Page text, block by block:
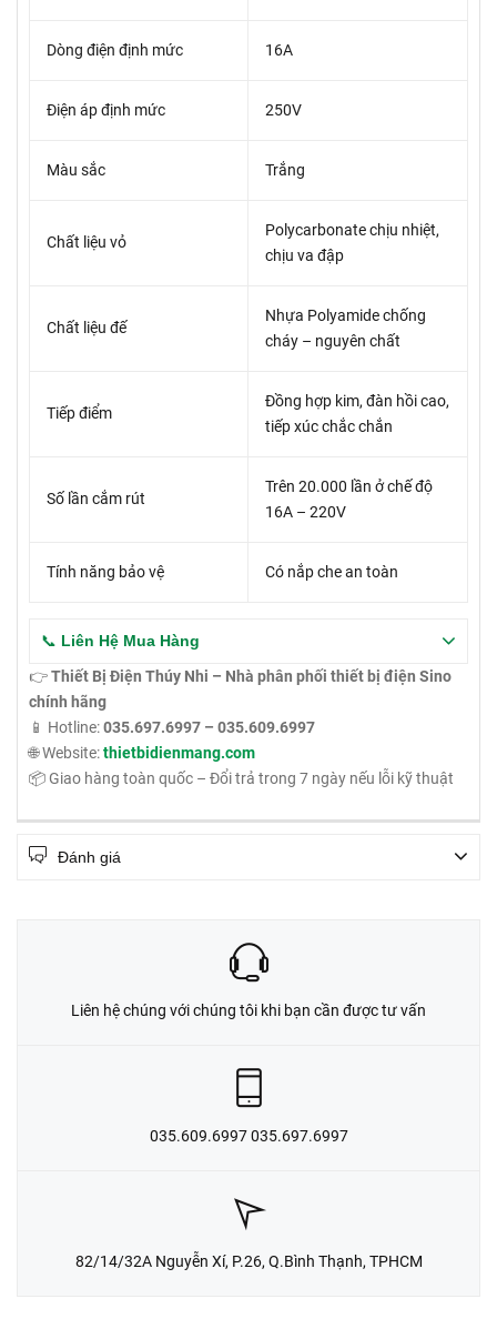
Dòng điện định mức 16A
Điện áp định mức 250V
Màu sắc Trắng
Chất liệu vỏ
Polycarbonate chịu nhiệt,
chịu va đập
Chất liệu đế
Nhựa Polyamide chống
cháy – nguyên chất
Tiếp điểm
Đồng hợp kim, đàn hồi cao,
tiếp xúc chắc chắn
Số lần cắm rút
Trên 20.000 lần ở chế độ
16A – 220V
Tính năng bảo vệ Có nắp che an toàn
📞 Liên Hệ Mua Hàng
👉Thiết Bị Điện Thúy Nhi – Nhà phân phối thiết bị điện Sino
chính hãng
📱 Hotline:035.697.6997 – 035.609.6997
🌐 Website:thietbidienmang.com
📦 Giao hàng toàn quốc – Đổi trả trong 7 ngày nếu lỗi kỹ thuật
Đánh giá
Liên hệ chúng với chúng tôi khi bạn cần được tư vấn
035.609.6997 035.697.6997
82/14/32A Nguyễn Xí, P.26, Q.Bình Thạnh, TPHCM